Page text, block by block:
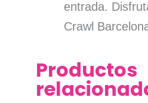
entrada.
Crawl
Productos